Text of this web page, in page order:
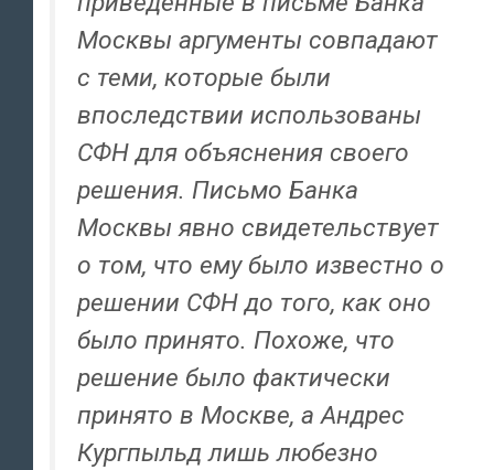
Москвы аргументы совпадают
с теми, которые были
впоследствии использованы
СФН для объяснения своего
решения. Письмо Банка
Москвы явно свидетельствует
о том, что ему было известно о
решении СФН до того, как оно
было принято. Похоже, что
решение было фактически
принято в Москве, а Андрес
Кургпыльд лишь любезно